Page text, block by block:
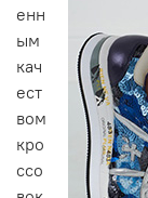
енн
ым
кач
ест
вом
кро
ссо